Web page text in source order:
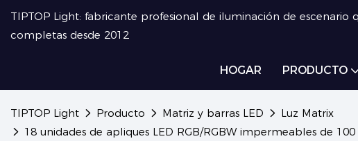
TIPTOP Light: fabricante profesional de iluminación de escenario
completas desde 2012
HOGAR PRODUCTO
TIPTOP Light Producto Matriz y barras LED
Luz Matrix
18 unidades de apliques LED RGB/RGBW impermeables de